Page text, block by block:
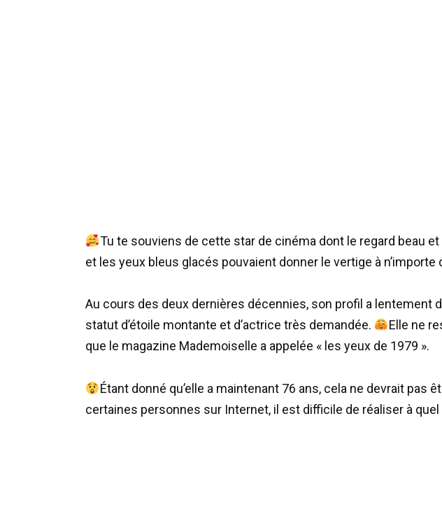
Tu te souviens de cette star de cinéma dont le regard beau
et les yeux bleus glacés pouvaient donner le vertige à n’importe
Au cours des deux dernières décennies, son profil a lentement
statut d’étoile montante et d’actrice très demandée.
Elle ne
que le magazine Mademoiselle a appelée « les yeux de 1979 ».
Étant donné qu’elle a maintenant 76 ans, cela ne devrait pas
certaines personnes sur Internet, il est difficile de réaliser à quel